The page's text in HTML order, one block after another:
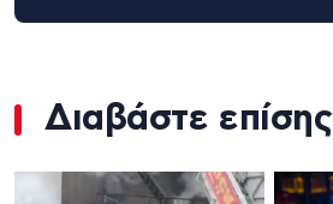
Διαβάστε επίσης